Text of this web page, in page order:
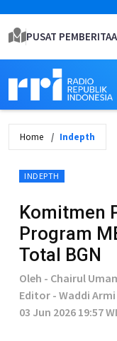
PUSAT
Home Indepth
INDEPTH
Komitmen
Program
Total BGN
Oleh - Chairul
Editor - Waddi Armi
03 Jun 2026 19:57